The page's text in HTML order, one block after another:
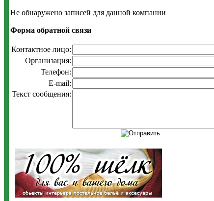
Не обнаружено записей для данной компании
Форма обратной связи
Контактное лицо:
Организация:
Телефон:
E-mail:
Текст сообщения: